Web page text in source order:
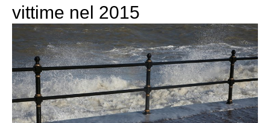
vittime nel 2015